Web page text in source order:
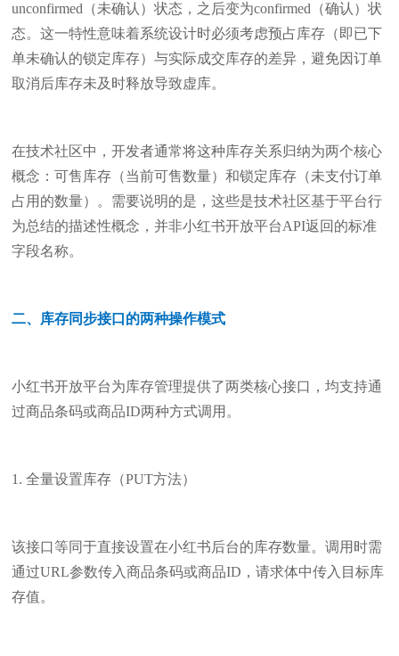
unconfirmed（未确认）状态，之后变为confirmed（确认）状
态。这一特性意味着系统设计时必须考虑预占库存（即已下
单未确认的锁定库存）与实际成交库存的差异，避免因订单
取消后库存未及时释放导致虚库。
在技术社区中，开发者通常将这种库存关系归纳为两个核心
概念：可售库存（当前可售数量）和锁定库存（未支付订单
占用的数量）。需要说明的是，这些是技术社区基于平台行
为总结的描述性概念，并非小红书开放平台API返回的标准
字段名称。
二、库存同步接口的两种操作模式
小红书开放平台为库存管理提供了两类核心接口，均支持通
过商品条码或商品ID两种方式调用。
1. 全量设置库存（PUT方法）
该接口等同于直接设置在小红书后台的库存数量。调用时需
通过URL参数传入商品条码或商品ID，请求体中传入目标库
存值。